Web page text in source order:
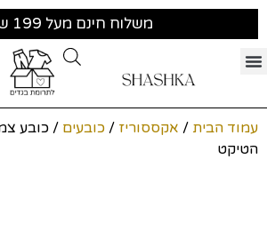
משלוח חינם מעל 199 ש״ח
עמוד הבית / אקססוריז / כובעים / כובע
הטיקט